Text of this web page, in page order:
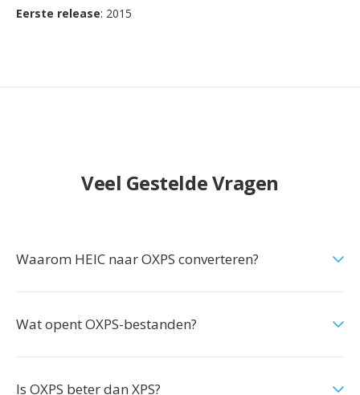
Eerste release: 2015
Veel Gestelde Vragen
Waarom HEIC naar OXPS converteren?
Wat opent OXPS-bestanden?
Is OXPS beter dan XPS?